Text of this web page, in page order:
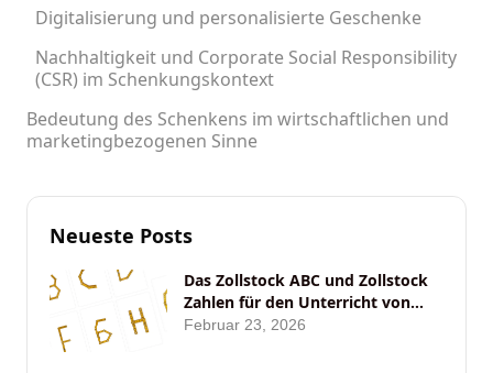
Digitalisierung und personalisierte Geschenke
Nachhaltigkeit und Corporate Social Responsibility
(CSR) im Schenkungskontext
Bedeutung des Schenkens im wirtschaftlichen und
marketingbezogenen Sinne
Neueste Posts
Das Zollstock ABC und Zollstock
Zahlen für den Unterricht von
ANYBRAND
Februar 23, 2026